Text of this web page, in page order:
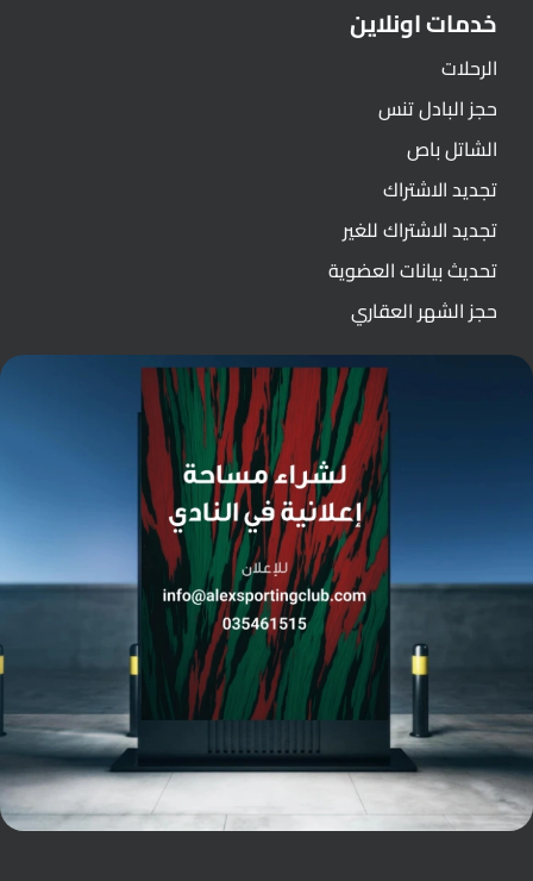
خدمات اونلاين
الرحلات
حجز البادل تنس
الشاتل باص
تجديد الاشتراك
تجديد الاشتراك للغير
تحديث بيانات العضوية
حجز الشهر العقاري